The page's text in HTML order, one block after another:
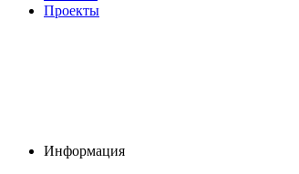
Проекты
Информация